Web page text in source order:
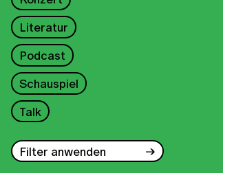
Literatur
Podcast
Schauspiel
Talk
Filter anwenden